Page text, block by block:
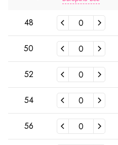
48
50
52
54
56